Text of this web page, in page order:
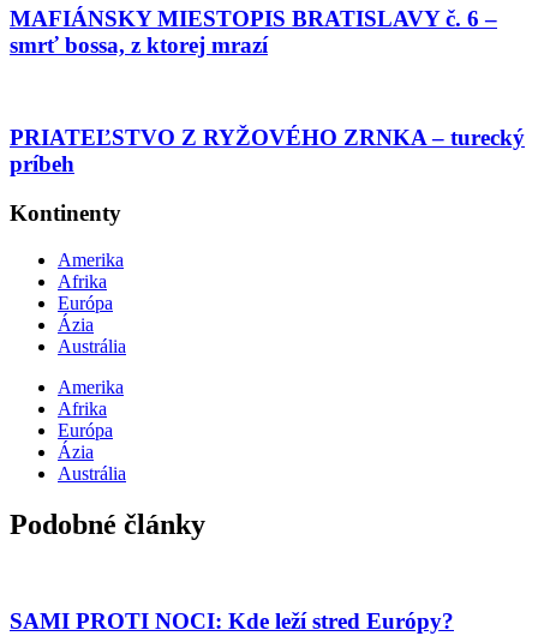
MAFIÁNSKY MIESTOPIS BRATISLAVY č. 6 –
smrť bossa, z ktorej mrazí
PRIATEĽSTVO Z RYŽOVÉHO ZRNKA – turecký
príbeh
Kontinenty
Amerika
Afrika
Európa
Ázia
Austrália
Amerika
Afrika
Európa
Ázia
Austrália
Podobné články
SAMI PROTI NOCI: Kde leží stred Európy?